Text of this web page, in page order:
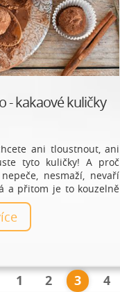
- kakaové kuličky
ani tloustnout, ani
tyto kuličky! A proč
nesmaží, nevaří
a přitom je to kouzelně
1 2 3 4